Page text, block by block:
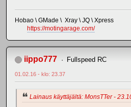
Hobao \ GMade \ Xray \ JQ \ Xpress
https://motingarage.com/
iippo777 Fullspeed RC
01.02.16 - klo: 23.37
Lainaus käyttäjältä: MonsTTer -